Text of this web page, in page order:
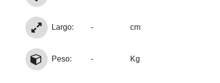
Largo: - cm
Peso: - Kg